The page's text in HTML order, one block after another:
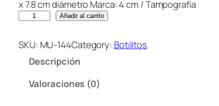
x 7.8 cm diámetro Marca: 4 cm / Tampografía
t
i
Añadir al carrito
SKU: MU-144Category: Botilitos
Descripción
Valoraciones (0)